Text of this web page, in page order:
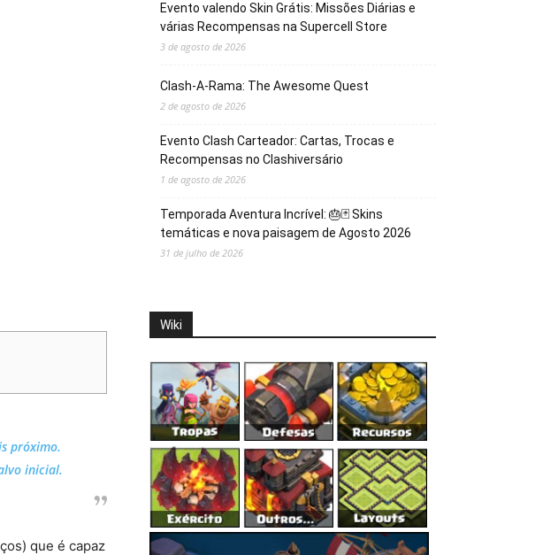
próximo.
inicial.
que é capaz
Evento valendo Skin Grátis: Missões Diárias e
várias Recompensas na Supercell Store
3 de agosto de 2026
Clash-A-Rama: The Awesome Quest
2 de agosto de 2026
Evento Clash Carteador: Cartas, Trocas e
Recompensas no Clashiversário
1 de agosto de 2026
Temporada Aventura Incrível: 🎂🃏 Skins
temáticas e nova paisagem de Agosto 2026
31 de julho de 2026
Wiki